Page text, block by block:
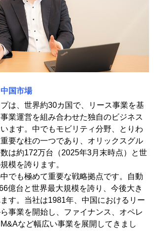
国市場
は、世界約30カ国で、リース事業を基
業運営を組み合わせた独自のビジネス
ます。中でもモビリティ分野、とりわ
要な柱の一つであり、オリックスグル
は約172万台（2025年3月末時点）と世
模を誇ります。
でも極めて重要な戦略拠点です。自動
億台と世界最大規模を誇り、今後大き
す。当社は1981年、中国におけるリー
事業を開始し、ファイナンス、オペレ
など幅広い事業を展開してきまし